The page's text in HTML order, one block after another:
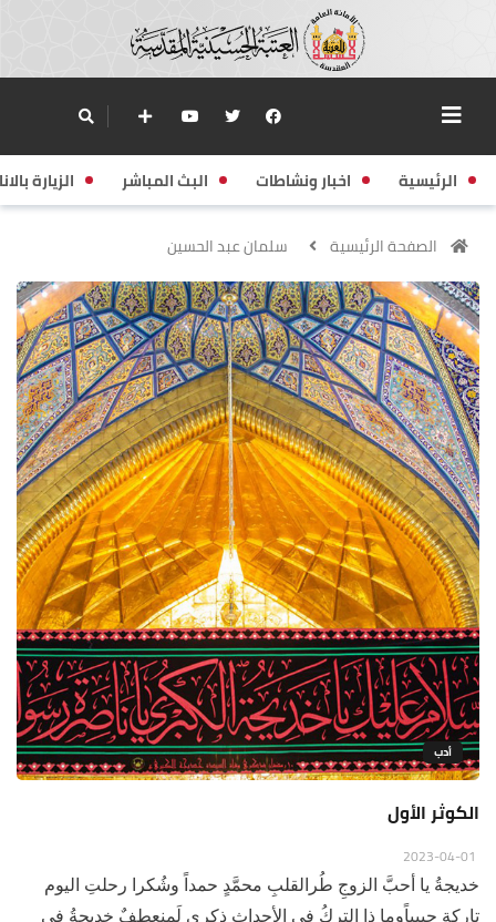
الرئيسية اخبار ونشاطات البث المباشر الزيارة
الصفحة الرئيسية سلمان عبد الحسين
أدب
الكوثر الأول
خديجةُ يا أحبَّ الزوجِ طُرالقلبِ محمَّدٍ حمداً وشُكرا رحلتِ اليوم
تاركة حبيباًوما ذا التركُ في الأحداثِ ذكرى لَمنعطفٌ خديجةُ في